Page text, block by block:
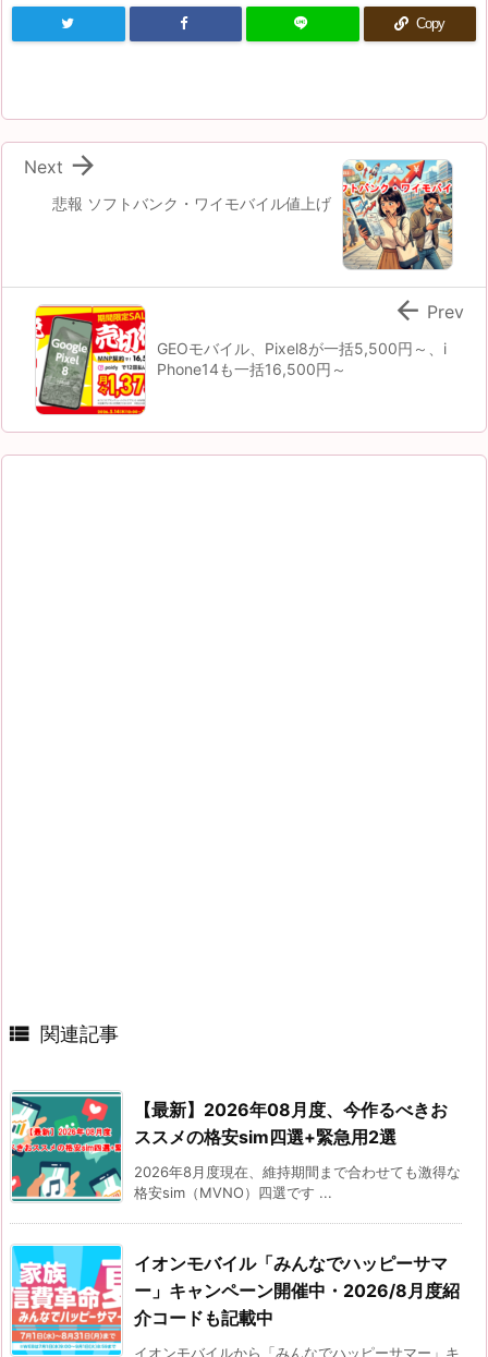
Copy
悲報 ソフトバンク・ワイモバイル値上げ

Next
GEOモバイル、Pixel8が一括5,500円～、i
Phone14も一括16,500円～
 Prev
 関連記事
【最新】2026年08月度、今作るべきお
ススメの格安sim四選+緊急用2選
2026年8月度現在、維持期間まで合わせても激得な
格安sim（MVNO）四選です ...
イオンモバイル「みんなでハッピーサマ
ー」キャンペーン開催中・2026/8月度紹
介コードも記載中
イオンモバイルから「みんなでハッピーサマー」キ